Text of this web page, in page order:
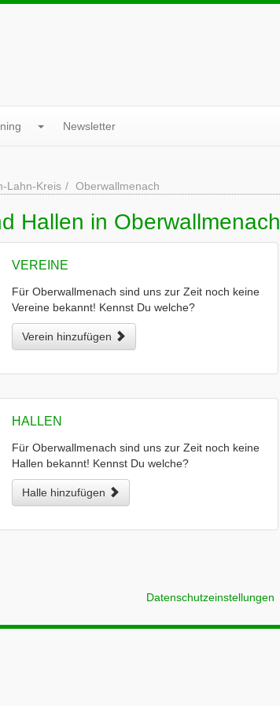
Newsletter
Lahn-Kreis Oberwallmenach
Hallen in Oberwallmenach
VEREINE
Für Oberwallmenach sind uns zur Zeit noch keine
Vereine bekannt! Kennst Du welche?
Verein hinzufügen
HALLEN
Für Oberwallmenach sind uns zur Zeit noch keine
Hallen bekannt! Kennst Du welche?
Halle hinzufügen
Datenschutzeinstellungen